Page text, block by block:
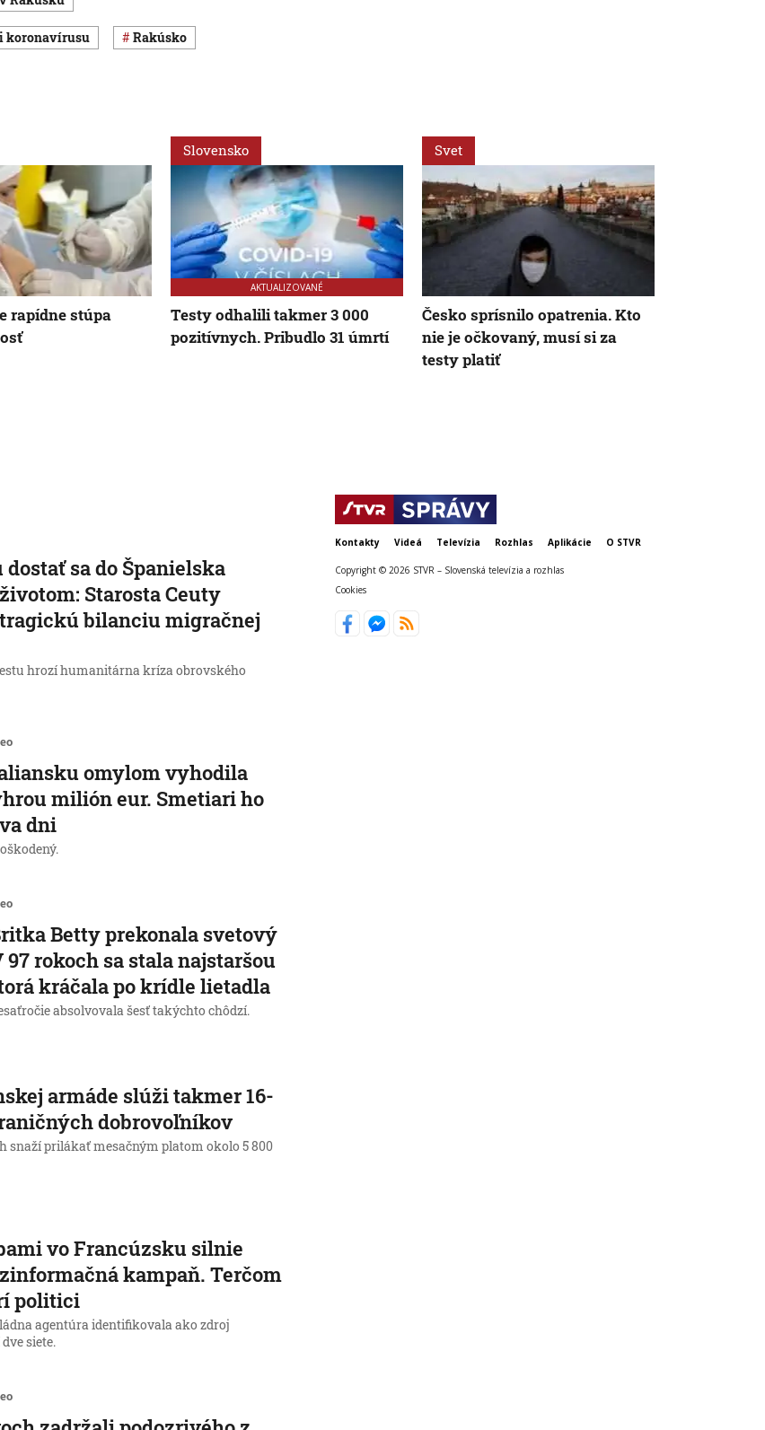
koronavírusu Rakúsko
rapídne stúpa
Slovensko
AKTUALIZOVANÉ
Testy odhalili takmer 3 000
pozitívnych. Pribudlo 31 úmrtí
Svet
Česko sprísnilo opatrenia. Kto
nie je očkovaný, musí si za
testy platiť
dostať sa do Španielska
Starosta Ceuty
bilanciu migračnej
hrozí humanitárna kríza obrovského
omylom vyhodila
milión eur. Smetiari ho
dni
Betty prekonala svetový
97 rokoch sa stala najstaršou
kráčala po krídle lietadla
absolvovala šesť takýchto chôdzí.
armáde slúži takmer 16-
dobrovoľníkov
snaží prilákať mesačným platom okolo 5 800
vo Francúzsku silnie
kampaň. Terčom
politici
agentúra identifikovala ako zdroj
siete.
Kontakty Videá Televízia Rozhlas Aplikácie O STVR
Copyright © 2026 STVR – Slovenská televízia a rozhlas
Cookies